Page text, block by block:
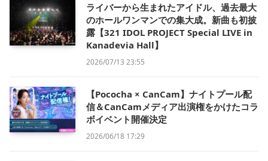
ライバーから生まれたアイドル、過去最大
のホールワンマンでの集大成。新曲も初披
露【321 IDOL PROJECT Special LIVE in
Kanadevia Hall】
2026/07/13 23:55
【Pococha × CanCam】ナイトプール配
信＆CanCamメディア出演権をかけたコラ
ボイベント開催決定
2026/06/18 17:29